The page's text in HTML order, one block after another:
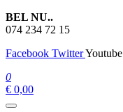
BEL NU..
074 234 72 15
Facebook TwitterYoutube
0
€ 0,00